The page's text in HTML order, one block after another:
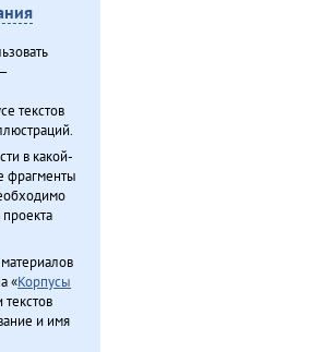
(2013)
(2013)
текстов
в какой-
фрагменты
«Корпусы
и имя